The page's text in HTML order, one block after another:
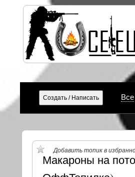
Все
Добавить топик в
Макароны на